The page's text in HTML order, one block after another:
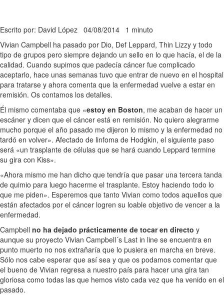
Escrito por: David López 04/08/2014 1 minuto
Vivian Campbell ha pasado por Dio, Def Leppard, Thin Lizzy y todo
tipo de grupos pero siempre dejando un sello en lo que hacía, el de la
calidad. Cuando supimos que padecía cáncer fue complicado
aceptarlo, hace unas semanas tuvo que entrar de nuevo en el hospital
para tratarse y ahora comenta que la enfermedad vuelve a estar en
remisión. Os contamos los detalles.
Él mismo comentaba que «estoy en Boston, me acaban de hacer un
escáner y dicen que el cáncer está en remisión. No quiero alegrarme
mucho porque el año pasado me dijeron lo mismo y la enfermedad no
tardó en volver». Afectado de linfoma de Hodgkin, el siguiente paso
será «un trasplante de células que se hará cuando Leppard termine
su gira con Kiss».
«Ahora mismo me han dicho que tendría que pasar una tercera tanda
de quimio para luego hacerme el trasplante. Estoy haciendo todo lo
que me piden». Esperemos que tanto Vivian como todos aquellos que
están afectados por el cáncer logren su loable objetivo de vencer a la
enfermedad.
Campbell no ha dejado prácticamente de tocar en directo y
aunque su proyecto Vivian Campbell´s Last in line se encuentra en
punto muerto no nos extrañaría que lo pusiera en marcha en breve.
Sólo nos cabe esperar que así sea y que os podamos comentar que
el bueno de Vivian regresa a nuestro país para hacer una gira tan
gloriosa como todas las que hemos visto cada vez que ha venido en el
pasado.